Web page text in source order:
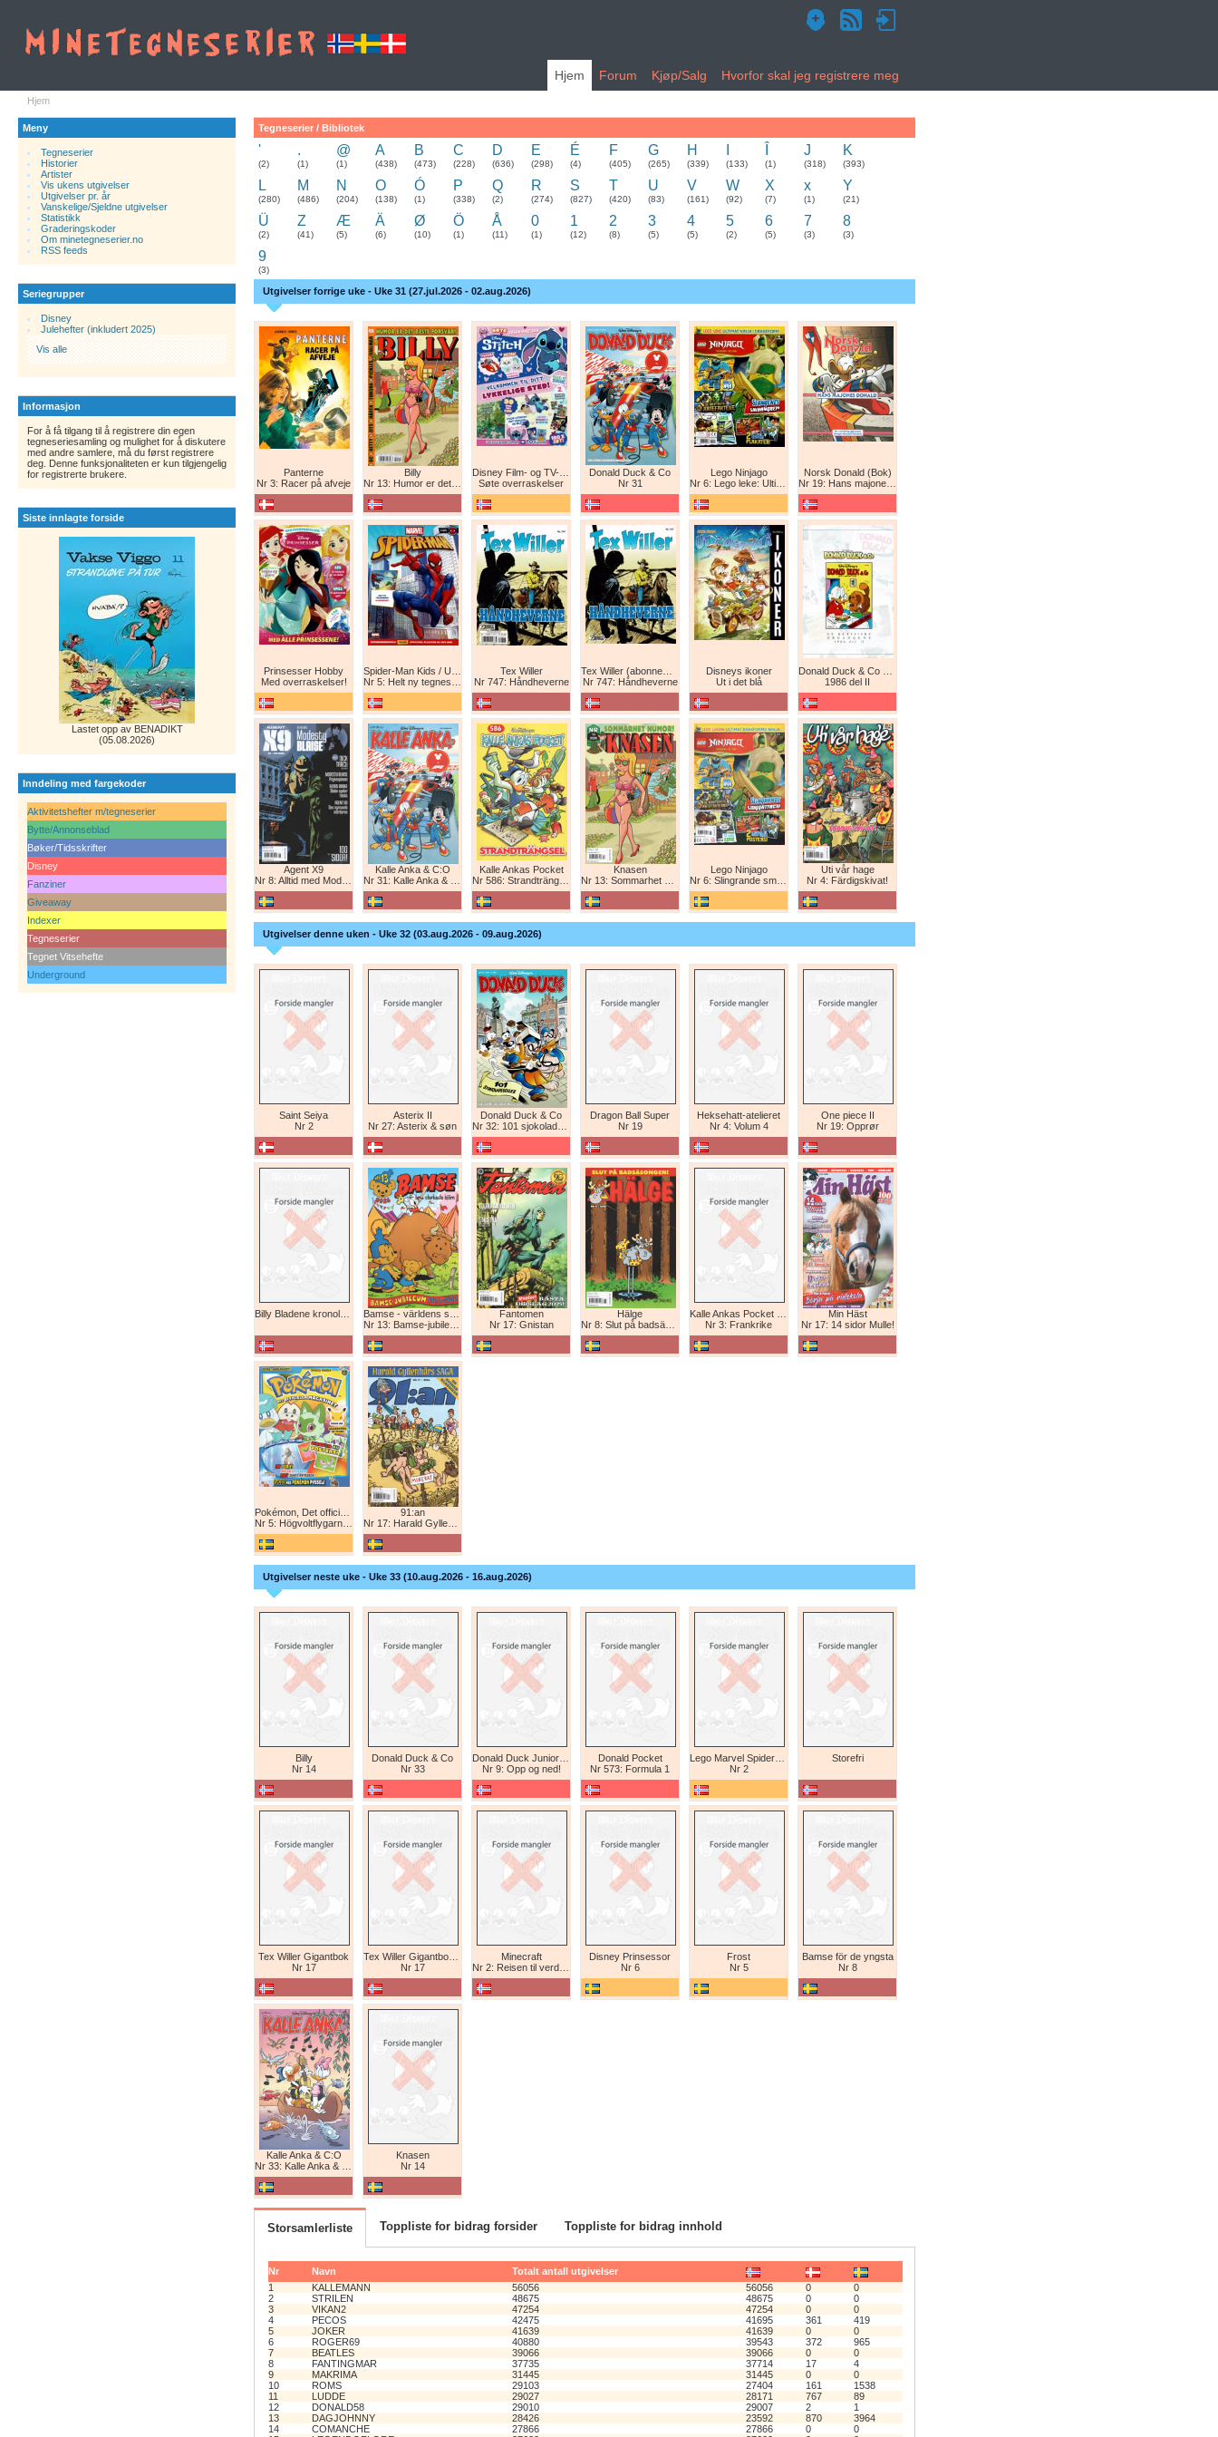
Hjem Forum Kjøp/Salg Hvorfor skal jeg registrere meg
Hjem
Meny
Tegneserier
Historier.
Artister
Vis ukens utgivelser
Utgivelser pr. år
Vanskelige/Sjeldne utgivelser
Statistikk
Graderingskoder
Om minetegneserier.no
RSS feeds
Seriegrupper
Disney
Julehefter (inkludert 2025)
Vis alle
Informasjon
For å få tilgang til å registrere din egen
tegneseriesamling og mulighet for å diskutere
med andre samlere, må du først registrere
deg. Denne funksjonaliteten er kun tilgjengelig
for registrerte brukere.
Siste innlagte forside
Lastet opp av BENADIKT
(05.08.2026)
Inndeling med fargekoder
Aktivitetshefter m/tegneserier
Bytte/Annonseblad
Bøker/Tidsskrifter
Disney
Fanziner
Giveaway
Indexer
Tegneserier
Tegnet Vitsehefte
Underground
Tegneserier / Bibliotek
'
(2)
.
(1)
@
(1)
A
(438)
B
(473)
C
(228)
D
(636)
E
(298)
É
(4)
F
(405)
G
(265)
H
(339) (133) (1)
J
(318)
K
(393)
L
(280)
M
(486)
N
(204)
O
(138)
Ó
(1)
P
(338)
Q
(2)
R
(274)
S
(827)
T
(420)
U
(83)
V
(161)
W
(92)
X
(7)
x
(1)
Y
(21)
Ü
(2)
Z
(41)
Æ
(5)
Ä
(6)
Ø
(10)
Ö
(1)
Å
(11)
0
(1)
1
(12)
2
(8)
3
(5)
4
(5)
5
(2)
6
(5)
7
(3)
8
(3)
9
(3)
Utgivelser forrige uke - Uke 31 (27.jul.2026 - 02.aug.2026)
Panterne
Nr 3: Racer på afveje
Billy
Nr 13: Humor er det beste forsvar!
Søte overraskelser
Donald Duck & Co
Nr 31
Lego Ninjago
Nr 6: Lego leke: Ultimat Ninja i drageform
Norsk Donald (Bok)
Nr 19: Hans majones Donald
Prinsesser Hobby
Med overraskelser!
Nr 5: Helt ny tegneserie! Maskinkrig!
Tex Willer
Nr 747: Håndheverne
Nr 747: Håndheverne
Disneys ikoner
Ut i det blå
1986 del II
Agent X9
Nr 8: Alltid med Modesty Blaise
Kalle Anka & C:O
Nr 31: Kalle Anka & C:O
Kalle Ankas Pocket
Nr 586: Strandträngsel
Knasen
Nr 13: Sommarhet humor!
Lego Ninjago
Nr 6: Slingrande smygattack!
Uti vår hage
Nr 4: Färdigskivat!
Utgivelser denne uken - Uke 32 (03.aug.2026 - 09.aug.2026)
Saint Seiya
Nr 2
Asterix II
Nr 27: Asterix & søn
Donald Duck & Co
Nr 32: 101 sjokoladeboller
Dragon Ball Super
Nr 19
Heksehatt-atelieret
Nr 4: Volum 4
One piece II
Nr 19: Opprør
Nr 13: Bamse-jubileum 1966-2026
Fantomen
Nr 17: Gnistan
Hälge
Nr 8: Slut på badsäsongen!
Nr 3: Frankrike
Min Häst
Nr 17: 14 sidor Mulle!
Nr 5: Högvoltflygarna mot Svart Rayquaza!
91:an
Nr 17: Harald Gyllenhårs saga
Utgivelser neste uke - Uke 33 (10.aug.2026 - 16.aug.2026)
Billy
Nr 14
Donald Duck & Co
Nr 33
Nr 9: Opp og ned!
Donald Pocket
Nr 573: Formula 1
Nr 2
Storefri
Tex Willer Gigantbok
Nr 17
Nr 17
Minecraft
Nr 2: Reisen til verdens ende
Disney Prinsessor
Nr 6
Frost
Nr 5
Bamse för de yngsta
Nr 8
Kalle Anka & C:O
Nr 33: Kalle Anka & C:O
Knasen
Nr 14
Storsamlerliste Toppliste for bidrag forsider Toppliste for bidrag innhold
Nr Navn
Totalt antall utgivelser
1
KALLEMANN 56056 56056 0
0
2
STRILEN 48675 48675 0
0
3
VIKAN2 47254 47254 0
0
4
PECOS 42475 41695 361
419
5
JOKER 41639 41639 0
0
6
ROGER69 40880 39543 372
965
7
BEATLES 39066 39066 0
0
8
FANTINGMAR 37735 37714 17
4
9
MAKRIMA 31445 31445 0
0
10
ROMS 29103 27404 161
1538
11
LUDDE 29027 28171 767
89
12
DONALD58 29010 29007 2
1
13
DAGJOHNNY 28426 23592 870
3964
14
COMANCHE 27866 27866 0
0